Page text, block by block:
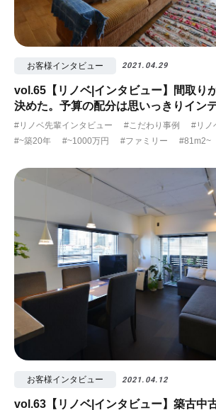
お客様インタビュー 2021.04.29
vol.65【リノベ|インタビュー】間取り
決めた。予算の配分は思いっきりイン
#リノベ先輩インタビュー #こだわり事例
#リノ
#~築20年
#~1000万円 #ファミリー #81m2~
お客様インタビュー 2021.04.12
vol.63【リノベ|インタビュー】築古中